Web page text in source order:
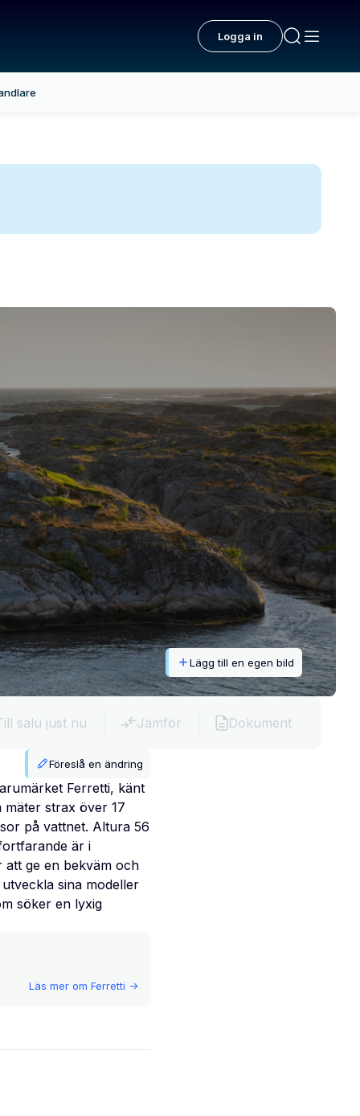
Logga in
Lägg till en egen bild
salu just nu Jämför Dokument
Föreslå en ändring
Ferretti, känt
strax över 17
på vattnet. Altura 56
är i
att ge en bekväm och
sina modeller
söker en lyxig
Läs mer om Ferretti ->